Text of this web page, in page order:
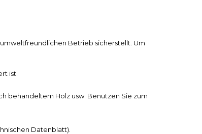
Betrieb sicherstellt. Um
ist.
behandeltem Holz usw. Benutzen Sie zum
Datenblatt).